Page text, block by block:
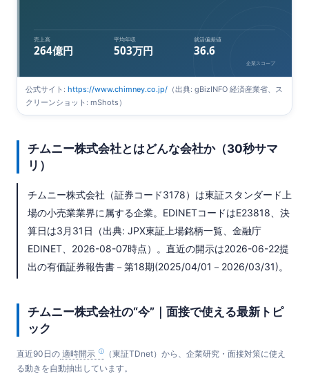
売上高
264億円
平均年収
503万円
就活偏差値
36.6
企業スコープ
公式サイト: https://www.chimney.co.jp/ （出典: gBizINFO 経済産業省、ス
クリーンショット: mShots）
チムニー株式会社とはどんな会社か（30秒サマ
リ）
チムニー株式会社（証券コード3178）は東証スタンダード上
場の小売業業界に属する企業。EDINETコードはE23818、決
算日は3月31日（出典: JPX東証上場銘柄一覧、金融庁
EDINET、2026-08-07時点）。直近の開示は2026-06-22提
出の有価証券報告書－第18期(2025/04/01－2026/03/31)。
チムニー株式会社の“今”｜面接で使える最新トピ
ック
直近90日の 適時開示
（東証TDnet）から、企業研究・面接対策に使え
る動きを自動抽出しています。